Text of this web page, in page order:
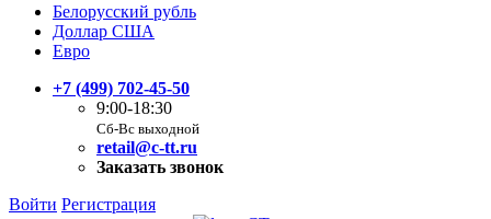
Белорусский рубль
Доллар США
Евро
+7 (499) 702-45-50
9:00-18:30
Сб-Вс выходной
retail@c-tt.ru
Заказать звонок
Войти Регистрация